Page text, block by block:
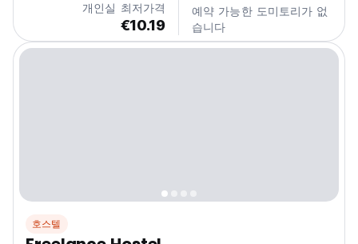
개인실 최저가격
€10.19
예약 가능한 도미토리가 없
습니다
호스텔